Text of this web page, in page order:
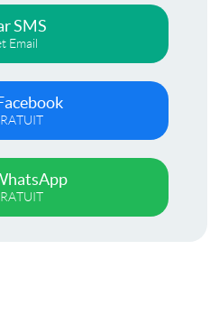
SMS
Email